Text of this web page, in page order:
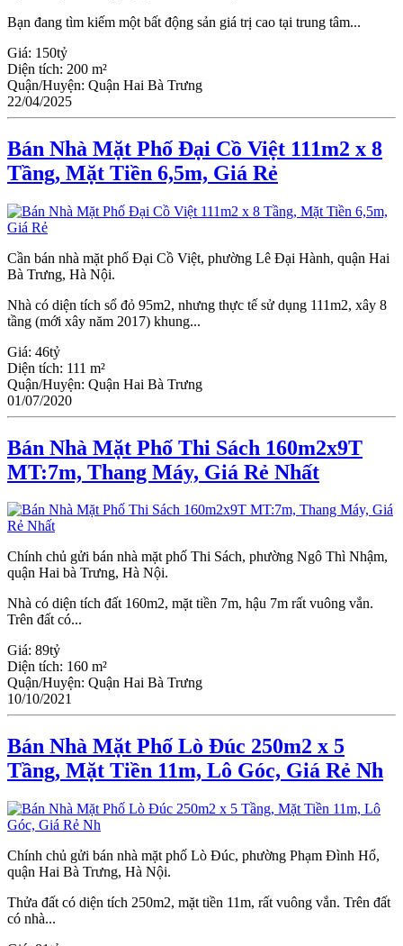
Bạn đang tìm kiếm một bất động sản giá trị cao tại trung tâm...
Giá: 150tỷ
Diện tích: 200 m²
Quận/Huyện: Quận Hai Bà Trưng
22/04/2025
Bán Nhà Mặt Phố Đại Cồ Việt 111m2 x 8
Tầng, Mặt Tiền 6,5m, Giá Rẻ
Cần bán nhà mặt phố Đại Cồ Việt, phường Lê Đại Hành, quận Hai
Bà Trưng, Hà Nội.
Nhà có diện tích sổ đỏ 95m2, nhưng thực tế sử dụng 111m2, xây 8
tầng (mới xây năm 2017) khung...
Giá: 46tỷ
Diện tích: 111 m²
Quận/Huyện: Quận Hai Bà Trưng
01/07/2020
Bán Nhà Mặt Phố Thi Sách 160m2x9T
MT:7m, Thang Máy, Giá Rẻ Nhất
Chính chủ gửi bán nhà mặt phố Thi Sách, phường Ngô Thì Nhậm,
quận Hai bà Trưng, Hà Nội.
Nhà có diện tích đất 160m2, mặt tiền 7m, hậu 7m rất vuông vắn.
Trên đất có...
Giá: 89tỷ
Diện tích: 160 m²
Quận/Huyện: Quận Hai Bà Trưng
10/10/2021
Bán Nhà Mặt Phố Lò Đúc 250m2 x 5
Tầng, Mặt Tiền 11m, Lô Góc, Giá Rẻ Nh
Chính chủ gửi bán nhà mặt phố Lò Đúc, phường Phạm Đình Hổ,
quận Hai Bà Trưng, Hà Nội.
Thửa đất có diện tích 250m2, mặt tiền 11m, rất vuông vắn. Trên đất
có nhà...